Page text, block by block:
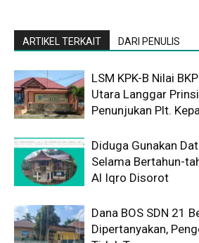
ARTIKEL TERKAIT DARI PENULIS
LSM KPK-B Nilai
Utara Langgar
Penunjukan Plt.
Diduga Gunakan
Selama Bertahun-
Al Iqro Disorot
Dana BOS SDN 21
Dipertanyakan,